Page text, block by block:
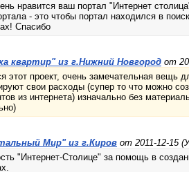
нравится ваш портал "Интернет
- это чтобы портал находился в
Спасибо
квартир" из г.Нижний Новгород от
этот проект, очень замечательная вещь
свои расходы (супер то что можно
из интернета) изначально без
Мир" из г.Киров от 2011-12-15
"Интернет-Столице" за помощь в